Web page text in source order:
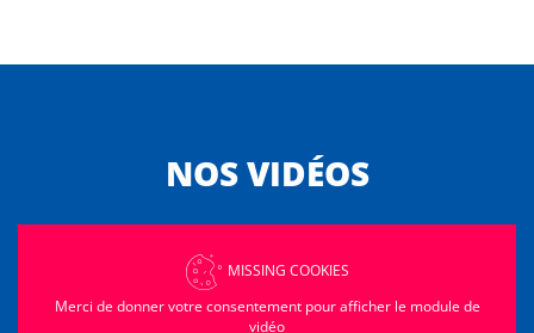
NOS VIDÉOS
MISSING COOKIES
Merci de donner votre consentement pour afficher le module de
vidéo